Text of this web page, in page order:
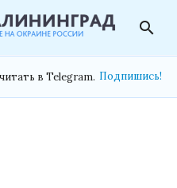
search
в Telegram. Подпишись!